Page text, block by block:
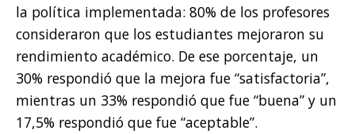
la política implementada: 80% de los profesores
consideraron que los estudiantes mejoraron su
rendimiento académico. De ese porcentaje, un
30% respondió que la mejora fue “satisfactoria”,
mientras un 33% respondió que fue “buena” y un
17,5% respondió que fue “aceptable”.